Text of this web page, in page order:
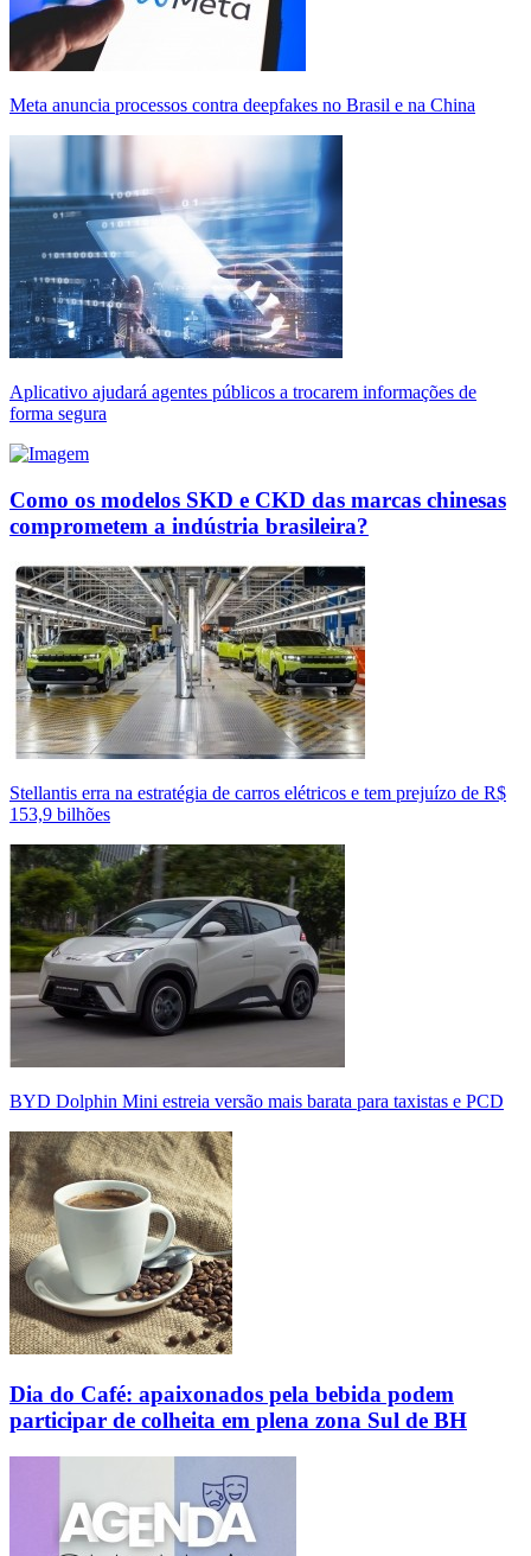
Meta anuncia processos contra deepfakes no Brasil e na China
Aplicativo ajudará agentes públicos a trocarem informações de
forma segura
Como os modelos SKD e CKD das marcas chinesas
comprometem a indústria brasileira?
Stellantis erra na estratégia de carros elétricos e tem prejuízo de R$
153,9 bilhões
BYD Dolphin Mini estreia versão mais barata para taxistas e PCD
Dia do Café: apaixonados pela bebida podem
participar de colheita em plena zona Sul de BH